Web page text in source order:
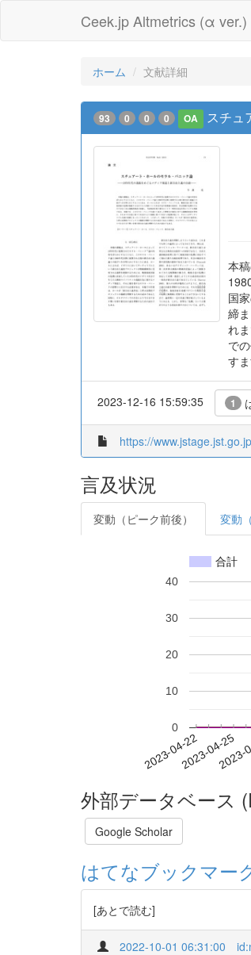
Ceek.jp Altmetrics (α ver.)
ホーム 文献詳細
93 0 0 0 OA スチュ
本
国
締
れ
で
す
2023-12-16 15:59:35 1
https://
言及状況
変動（ピーク前後） 変動
合計
2023-04-222023-04-25
0
10
20
30
40
外部データベース
Google Scholar
はてなブックマー
[あとで読む]
2022-10-01 06:31:00